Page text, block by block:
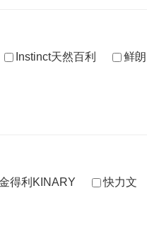
Instinct天然百利
鲜朗
得利KINARY 快力文